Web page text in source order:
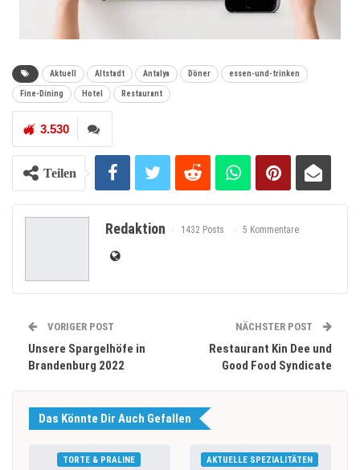
Aktuell Altstadt Antalya Döner essen-und-trinken
Fine-Dining Hotel Restaurant
3.530
Teilen
Redaktion 1432 Posts 5 Kommentare
VORIGER POST
Unsere Spargelhöfe in
Brandenburg 2022
NÄCHSTER POST
Restaurant Kin Dee und
Good Food Syndicate
Das Könnte Dir Auch Gefallen
TORTE & PRALINE AKTUELLE SPEZIALITÄTEN